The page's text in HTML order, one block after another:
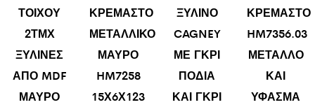
ΤΟΙΧΟΥ
2ΤΜΧ
ΞΥΛΙΝΕΣ
ΑΠΟ MDF
ΜΑΥΡΟ
ΚΡΕΜΑΣΤΟ
ΜΕΤΑΛΛΙΚΟ
ΜΑΥΡΟ
HM7258
15Χ6Χ123
ΞΥΛΙΝΟ
CAGNEY
ΜΕ ΓΚΡΙ
ΠΟΔΙΑ
ΚΑΙ ΓΚΡΙ
ΚΡΕΜΑΣΤΟ
HM7356.03
ΜΕΤΑΛΛΟ
ΚΑΙ
ΥΦΑΣΜΑ